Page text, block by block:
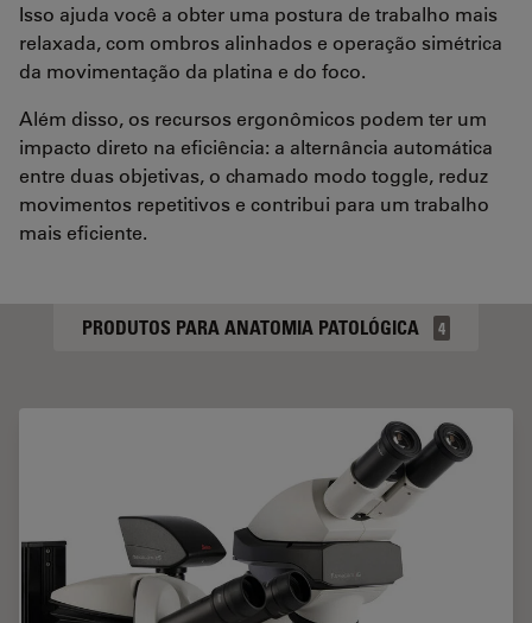
Isso ajuda você a obter uma postura de trabalho mais
relaxada, com ombros alinhados e operação simétrica
da movimentação da platina e do foco.
Além disso, os recursos ergonômicos podem ter um
impacto direto na eficiência: a alternância automática
entre duas objetivas, o chamado modo toggle, reduz
movimentos repetitivos e contribui para um trabalho
mais eficiente.
PRODUTOS PARA ANATOMIA PATOLÓGICA 4